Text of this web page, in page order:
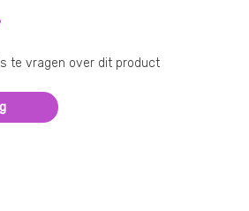
te vragen over dit product